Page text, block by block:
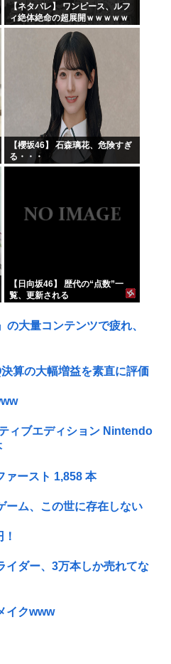
【ネタバレ】 ワンピース、ルフ
ィ絶体絶命の超展開ｗｗｗｗｗ
ｗｗｗｗｗｗｗｗｗｗｗｗｗｗ
ｗｗｗｗｗｗｗｗｗｗｗｗｗｗ
ｗｗｗｗｗｗｗｗｗｗｗｗ...
【櫻坂46】 石森璃花、危険すぎ
る・・・
【日向坂46】 歴代の“点数”一
覧、更新される
大量コンテンツで疲れ、
算の大幅増益を素直に評価
ィブエディション Nintendo
ァースト 1,858 本
ーム、この世に存在しない
イダー、3万本しか売れてな
イクwww